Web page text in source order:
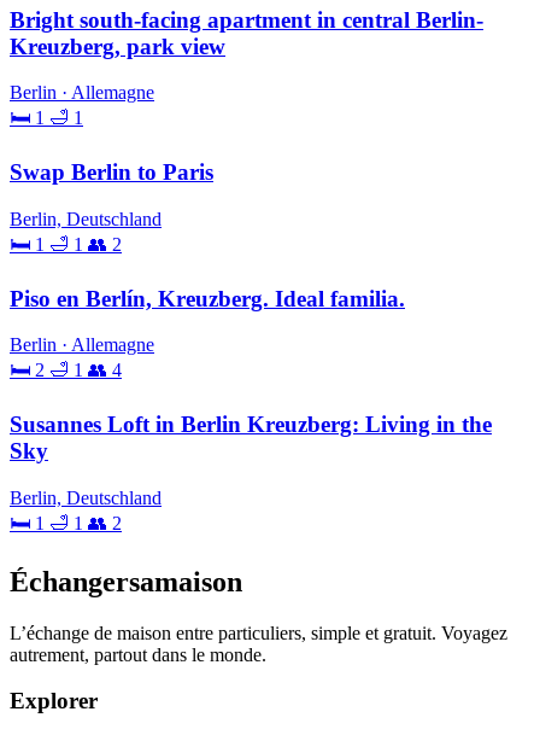
Bright south-facing apartment in central Berlin-
Kreuzberg, park view
Berlin · Allemagne
🛏 1 🛁 1
Swap Berlin to Paris
Berlin, Deutschland
🛏 1 🛁 1 👥 2
Piso en Berlín, Kreuzberg. Ideal familia.
Berlin · Allemagne
🛏 2 🛁 1 👥 4
Susannes Loft in Berlin Kreuzberg: Living in the
Sky
Berlin, Deutschland
🛏 1 🛁 1 👥 2
Échangersamaison
L’échange de maison entre particuliers, simple et gratuit. Voyagez
autrement, partout dans le monde.
Explorer